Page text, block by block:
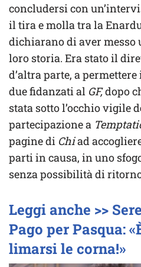
concludersi con
il tira e molla tra la
dichiarano di aver
loro storia. Era stato il
d’altra parte, a
due fidanzati al GF,dopo
stata sotto l’occhio vigile
partecipazione a
pagine di Chiad
parti in causa, in uno
senza possibilità di
Leggi anche >>
Pago per Pasqua:
limarsi le corna!»